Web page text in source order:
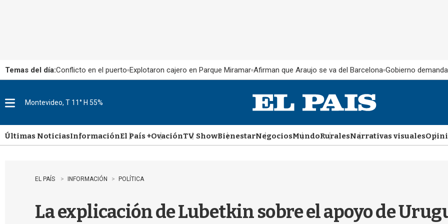
Temas del día:Conflicto en el puerto Explotaron cajero en Parque Miramar Afirman que Araujo se va del Barcelona Gobierno
u
Montevideo, T 11° H 55%
Últimas NoticiasInformaciónEl País +OvaciónTV ShowBienestarNegociosMundoRuralesNarrativas visuales
EL PAÍS INFORMACIÓN POLÍTICA
La explicación de Lubetkin sobre el apoyo de